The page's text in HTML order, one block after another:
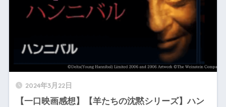
2024年3月22日
【一口映画感想】【羊たちの沈黙シリーズ】ハン